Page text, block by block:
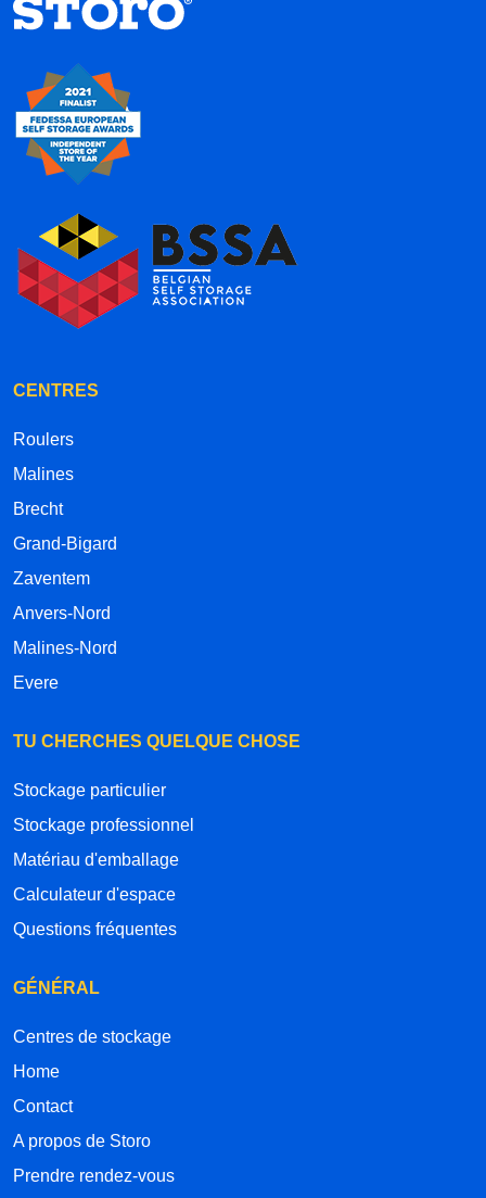
CENTRES
Roulers
Malines
Brecht
Grand-Bigard
Zaventem
Anvers-Nord
Malines-Nord
Evere
TU CHERCHES QUELQUE CHOSE
Stockage particulier
Stockage professionnel
Matériau d'emballage
Calculateur d'espace
Questions fréquentes
GÉNÉRAL
Centres de stockage
Home
Contact
A propos de Storo
Prendre rendez-vous